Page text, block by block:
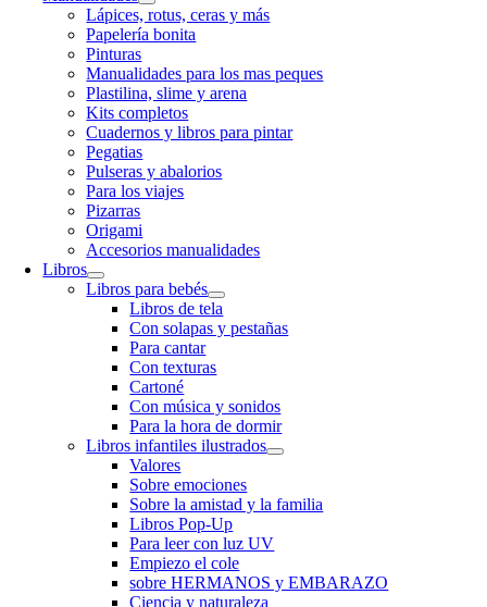
Lápices, rotus, ceras y más
Papelería bonita
Pinturas
Manualidades para los mas peques
Plastilina, slime y arena
Kits completos
Cuadernos y libros para pintar
Pegatias
Pulseras y abalorios
Para los viajes
Pizarras
Origami
Accesorios manualidades
Libros
Libros para bebés
Libros de tela
Con solapas y pestañas
Para cantar
Con texturas
Cartoné
Con música y sonidos
Para la hora de dormir
Libros infantiles ilustrados
Valores
Sobre emociones
Sobre la amistad y la familia
Libros Pop-Up
Para leer con luz UV
Empiezo el cole
sobre HERMANOS y EMBARAZO
Ciencia y naturaleza